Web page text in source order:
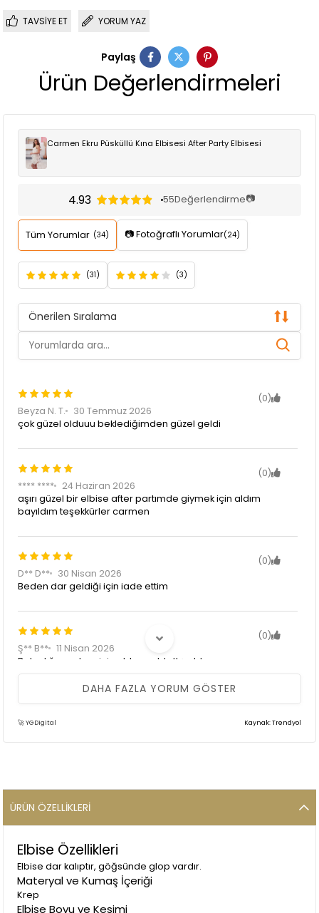
TAVSIYE ET YORUM YAZ
Paylaş
Ürün Değerlendirmeleri
Carmen Ekru Püsküllü Kına Elbisesi After Party Elbisesi
4.93 55Değerlendirme📷
Tüm Yorumlar (34) 📷 Fotoğraflı Yorumlar(24)
(31) (3)
Önerilen Sıralama
(0)
Beyza N. T.
30 Temmuz 2026
çok güzel olduuu beklediğimden güzel geldi
(0)
**** ****
24 Haziran 2026
aşırı güzel bir elbise after partımde giymek için aldım
bayıldım teşekkürler carmen
(0)
D** D**
30 Nisan 2026
Beden dar geldiği için iade ettim
(0)
Ş** B**
11 Nisan 2026
Bekarlığa vedam için aldım çok tatlış oldu
Çok güzel tam istediğim gibi geldi💕💕
DAHA FAZLA YORUM GÖSTER
🚀 YGDigital Kaynak: Trendyol
ÜRÜN ÖZELLIKLERI
Elbise Özellikleri
Elbise dar kalıptır, göğsünde glop vardır.
Materyal ve Kumaş İçeriği
Krep
Elbise Boyu ve Kesimi